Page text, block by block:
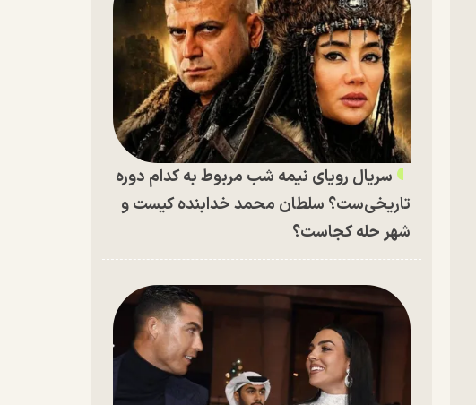
سریال رویای نیمه شب مربوط به کدام دوره
تاریخی‌ست؟ سلطان محمد خدابنده کیست و
شهر حله کجاست؟